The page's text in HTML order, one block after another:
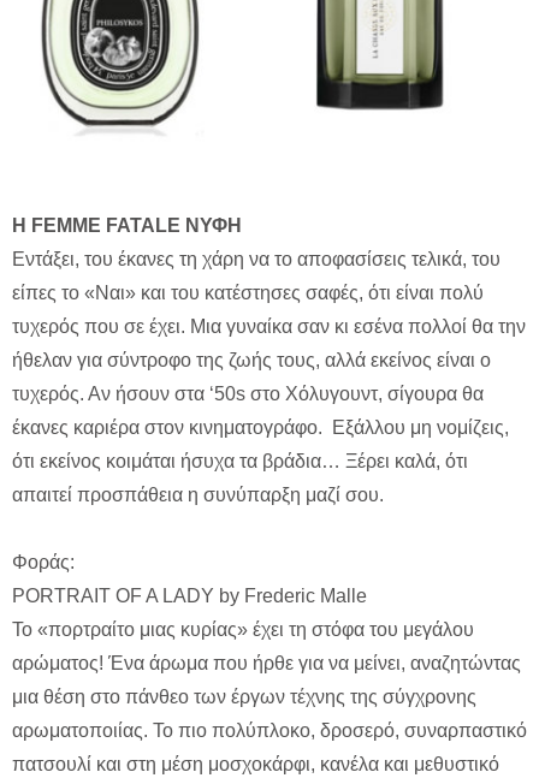
Η FEMME FATALE ΝΥΦΗ
Εντάξει, του έκανες τη χάρη να το αποφασίσεις τελικά, του
είπες το «Ναι» και του κατέστησες σαφές, ότι είναι πολύ
τυχερός που σε έχει. Μια γυναίκα σαν κι εσένα πολλοί θα την
ήθελαν για σύντροφο της ζωής τους, αλλά εκείνος είναι ο
τυχερός. Αν ήσουν στα ‘50s στο Χόλυγουντ, σίγουρα θα
έκανες καριέρα στον κινηματογράφο. Εξάλλου μη νομίζεις,
ότι εκείνος κοιμάται ήσυχα τα βράδια… Ξέρει καλά, ότι
απαιτεί προσπάθεια η συνύπαρξη μαζί σου.
Φοράς:
PORTRAIT OF A LADY by Frederic Malle
To «πορτραίτο μιας κυρίας» έχει τη στόφα του μεγάλου
αρώματος! Ένα άρωμα που ήρθε για να μείνει, αναζητώντας
μια θέση στο πάνθεο των έργων τέχνης της σύγχρονης
αρωματοποιίας. Το πιο πολύπλοκο, δροσερό, συναρπαστικό
πατσουλί και στη μέση μοσχοκάρφι, κανέλα και μεθυστικό